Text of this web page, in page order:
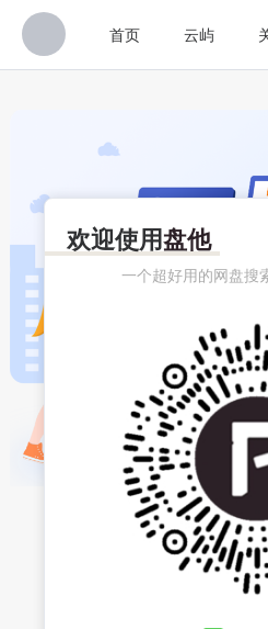
首页 云屿
欢迎使用盘他
一个超好用的网盘搜